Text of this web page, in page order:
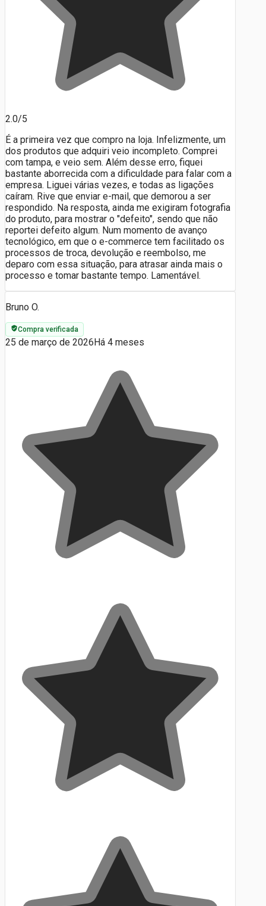
2.0/5
É a primeira vez que compro na loja. Infelizmente, um
dos produtos que adquiri veio incompleto. Comprei
com tampa, e veio sem. Além desse erro, fiquei
bastante aborrecida com a dificuldade para falar com a
empresa. Liguei várias vezes, e todas as ligações
caíram. Rive que enviar e-mail, que demorou a ser
respondido. Na resposta, ainda me exigiram fotografia
do produto, para mostrar o "defeito", sendo que não
reportei defeito algum. Num momento de avanço
tecnológico, em que o e-commerce tem facilitado os
processos de troca, devolução e reembolso, me
deparo com essa situação, para atrasar ainda mais o
processo e tomar bastante tempo. Lamentável.
Bruno O.
Compra verificada
25 de março de 2026 Há 4 meses